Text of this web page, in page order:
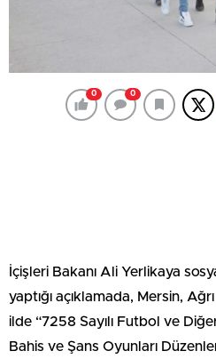
0 0
İçişleri Bakanı Ali Yerlikaya
yaptığı açıklamada, Mersin,
ilde “7258 Sayılı Futbol ve
Bahis ve Şans Oyunları